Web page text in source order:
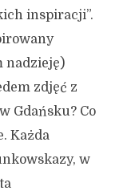
inspiracji”.
nadzieję)
zdjęć z
Gdańsku? Co
Każda
w